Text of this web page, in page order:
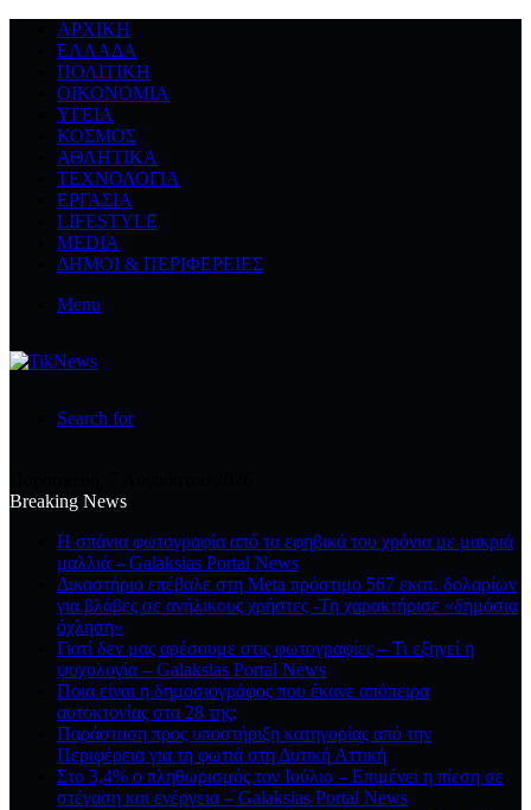
ΑΡΧΙΚΉ
ΕΛΛΆΔΑ
ΠΟΛΙΤΙΚΉ
ΟΙΚΟΝΟΜΊΑ
ΥΓΕΊΑ
ΚΌΣΜΟΣ
ΑΘΛΗΤΙΚΆ
ΤΕΧΝΟΛΟΓΙΆ
ΕΡΓΑΣΊΑ
LIFESTYLE
MEDIA
ΔΉΜΟΙ & ΠΕΡΙΦΈΡΕΙΕΣ
Menu
Search for
Breaking News
Η σπάνια φωτογραφία από τα εφηβικά του χρόνια με μακριά
μαλλιά – Galaksias Portal News
Δικαστήριο επέβαλε στη Meta πρόστιμο 567 εκατ. δολαρίων
για βλάβες σε ανήλικους χρήστες -Τη χαρακτήρισε «δημόσια
όχληση»
Γιατί δεν μας αρέσουμε στις φωτογραφίες – Τι εξηγεί η
ψυχολογία – Galaksias Portal News
Ποια είναι η δημοσιογράφος που έκανε απόπειρα
αυτοκτονίας στα 28 της;
Παράσταση προς υποστήριξη κατηγορίας από την
Περιφέρεια για τη φωτιά στη Δυτική Αττική
Στο 3,4% ο πληθωρισμός τον Ιούλιο – Επιμένει η πίεση σε
στέγαση και ενέργεια – Galaksias Portal News